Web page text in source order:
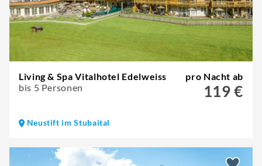
Living & Spa Vitalhotel Edelweiss
bis 5 Personen
pro Nacht ab
119 €
Neustift im Stubaital